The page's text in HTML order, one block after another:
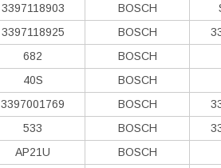
3397118903 BOSCH
3397118925 BOSCH
682 BOSCH
40S BOSCH
3397001769 BOSCH
533 BOSCH
AP21U BOSCH